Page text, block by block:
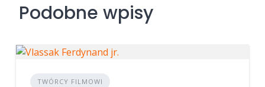
Podobne wpisy
TWÓRCY FILMOWI